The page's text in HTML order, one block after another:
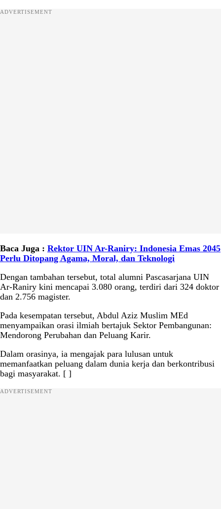
ADVERTISEMENT
Baca Juga : Rektor UIN Ar-Raniry: Indonesia Emas 2045
Perlu Ditopang Agama, Moral, dan Teknologi
Dengan tambahan tersebut, total alumni Pascasarjana UIN
Ar-Raniry kini mencapai 3.080 orang, terdiri dari 324 doktor
dan 2.756 magister.
Pada kesempatan tersebut, Abdul Aziz Muslim MEd
menyampaikan orasi ilmiah bertajuk Sektor Pembangunan:
Mendorong Perubahan dan Peluang Karir.
Dalam orasinya, ia mengajak para lulusan untuk
memanfaatkan peluang dalam dunia kerja dan berkontribusi
bagi masyarakat. [ ]
ADVERTISEMENT